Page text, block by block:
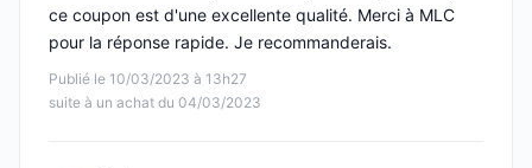
Publié le 10/03/2023 à 13h27
suite à un achat du 04/03/2023
ce coupon est d'une excellente qualité. Merci à MLC
pour la réponse rapide. Je recommanderais.